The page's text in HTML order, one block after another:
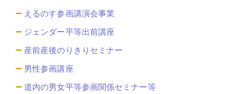
えるのす参画講演会事業
ジェンダー平等出前講座
産前産後のりきりセミナー
男性参画講座
道内の男女平等参画関係セミナー等